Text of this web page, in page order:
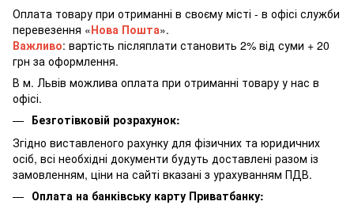
Оплата товару при отриманні в своєму місті - в офісі служби
перевезення «Нова Пошта».
Важливо: вартість післяплати становить 2% від суми + 20
грн за оформлення.
В м. Львів можлива оплата при отриманні товару у нас в
офісі.
Безготівковій розрахунок:
Згідно виставленого рахунку для фізичних та юридичних
осіб, всі необхідні документи будуть доставлені разом із
замовленням, ціни на сайті вказані з урахуванням ПДВ.
Оплата на банківську карту Приватбанку: